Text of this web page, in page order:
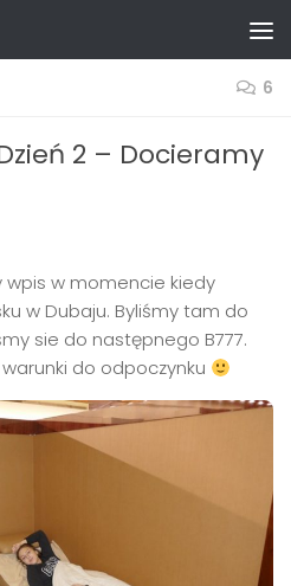
6
2 – Docieramy
wpis w momencie kiedy
w Dubaju. Byliśmy tam do
sie do następnego B777.
do odpoczynku